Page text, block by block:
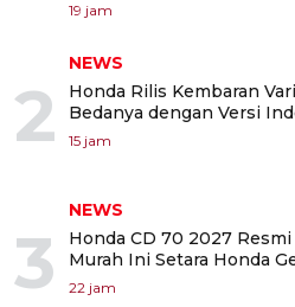
19 jam
2
NEWS
Honda Rilis Kembaran
Bedanya dengan Versi
15 jam
3
NEWS
Honda CD 70 2027
Murah Ini Setara Honda
22 jam